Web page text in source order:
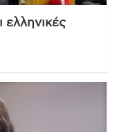
ελληνικές